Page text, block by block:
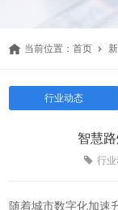
当前位置：首页
行业动态
智慧
行业
随着城市数字化加速